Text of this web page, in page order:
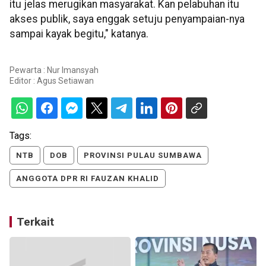
itu jelas merugikan masyarakat. Kan pelabuhan itu
akses publik, saya enggak setuju penyampaian-nya
sampai kayak begitu," katanya.
Pewarta : Nur Imansyah
Editor : Agus Setiawan
Tags:
NTB DOB PROVINSI PULAU SUMBAWA
ANGGOTA DPR RI FAUZAN KHALID
Terkait